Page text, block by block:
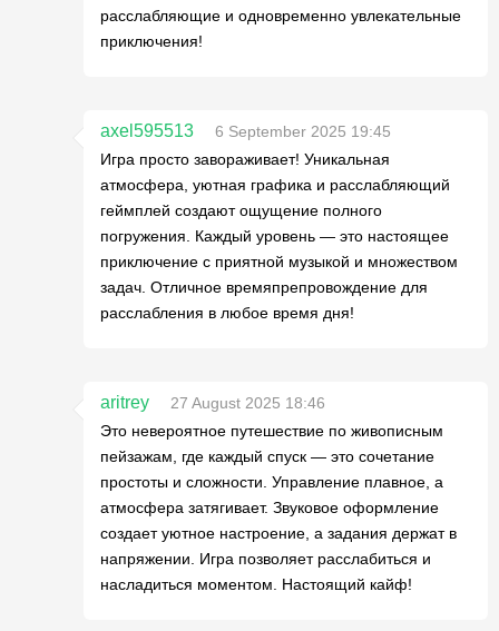
расслабляющие и одновременно увлекательные
приключения!
axel595513
6 September 2025 19:45
Игра просто завораживает! Уникальная
атмосфера, уютная графика и расслабляющий
геймплей создают ощущение полного
погружения. Каждый уровень — это настоящее
приключение с приятной музыкой и множеством
задач. Отличное времяпрепровождение для
расслабления в любое время дня!
aritrey
27 August 2025 18:46
Это невероятное путешествие по живописным
пейзажам, где каждый спуск — это сочетание
простоты и сложности. Управление плавное, а
атмосфера затягивает. Звуковое оформление
создает уютное настроение, а задания держат в
напряжении. Игра позволяет расслабиться и
насладиться моментом. Настоящий кайф!